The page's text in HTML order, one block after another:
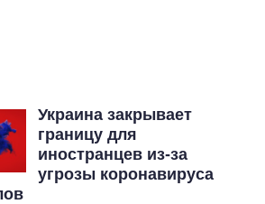
Украина закрывает
границу для
иностранцев из-за
угрозы коронавируса